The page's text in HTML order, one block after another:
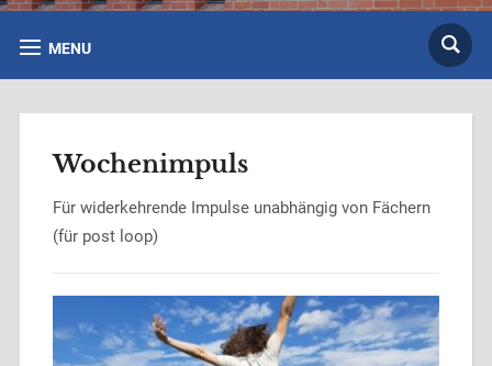
MENU
Wochenimpuls
Für widerkehrende Impulse unabhängig von Fächern
(für post loop)